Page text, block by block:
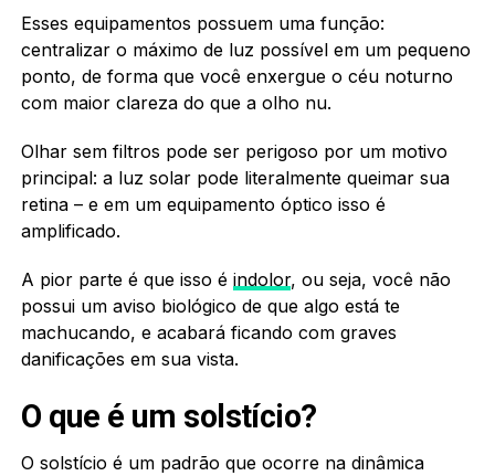
Esses equipamentos possuem uma função:
centralizar o máximo de luz possível em um pequeno
ponto, de forma que você enxergue o céu noturno
com maior clareza do que a olho nu.
Olhar sem filtros pode ser perigoso por um motivo
principal: a luz solar pode literalmente queimar sua
retina – e em um equipamento óptico isso é
amplificado.
A pior parte é que isso é indolor, ou seja, você não
possui um aviso biológico de que algo está te
machucando, e acabará ficando com graves
danificações em sua vista.
O que é um solstício?
O solstício é um padrão que ocorre na dinâmica